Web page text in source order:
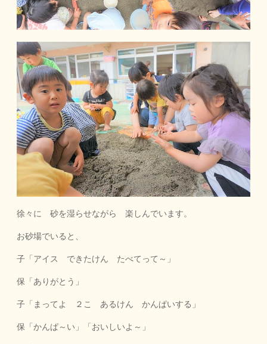
徐々に 砂を湿らせながら 楽しんでいます。
お砂場でいると、
子「アイス できたけん たべてって～」
保「ありがとう」
子「まってよ ２こ あるけん かんぱいする」
保「かんぱ～い」「おいしいよ～」